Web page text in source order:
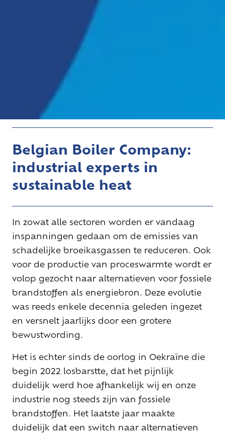
Belgian Boiler Company:
industrial experts in
sustainable heat
In zowat alle sectoren worden er vandaag
inspanningen gedaan om de emissies van
schadelijke broeikasgassen te reduceren. Ook
voor de productie van proceswarmte wordt er
volop gezocht naar alternatieven voor fossiele
brandstoffen als energiebron. Deze evolutie
was reeds enkele decennia geleden ingezet
en versnelt jaarlijks door een grotere
bewustwording.
Het is echter sinds de oorlog in Oekraïne die
begin 2022 losbarstte, dat het pijnlijk
duidelijk werd hoe afhankelijk wij en onze
industrie nog steeds zijn van fossiele
brandstoffen. Het laatste jaar maakte
duidelijk dat een switch naar alternatieven